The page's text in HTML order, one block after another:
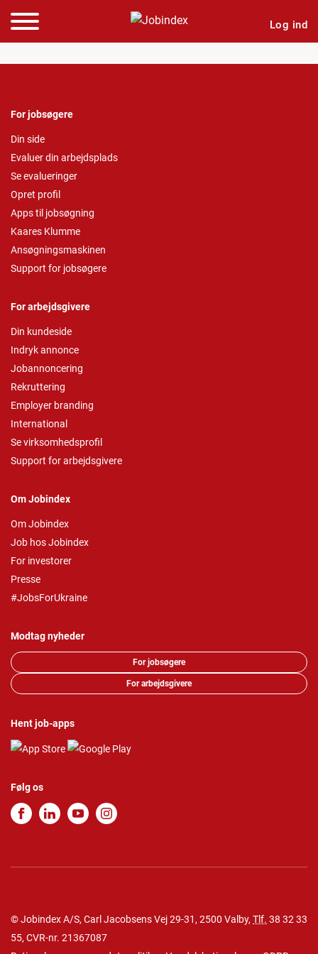
Log ind
For jobsøgere
Din side
Evaluer din arbejdsplads
Se evalueringer
Opret profil
Apps til jobsøgning
Kaares Klumme
Ansøgningsmaskinen
Support for jobsøgere
For arbejdsgivere
Din kundeside
Indryk annonce
Jobannoncering
Rekruttering
Employer branding
International
Se virksomhedsprofil
Support for arbejdsgivere
Om Jobindex
Om Jobindex
Job hos Jobindex
For investorer
Presse
#JobsForUkraine
Modtag nyheder
For jobsøgere
For arbejdsgivere
Hent job-apps
Følg os
© Jobindex A/S, Carl Jacobsens Vej 29-31, 2500 Valby, Tlf. 38 32 33
55, CVR-nr. 21367087